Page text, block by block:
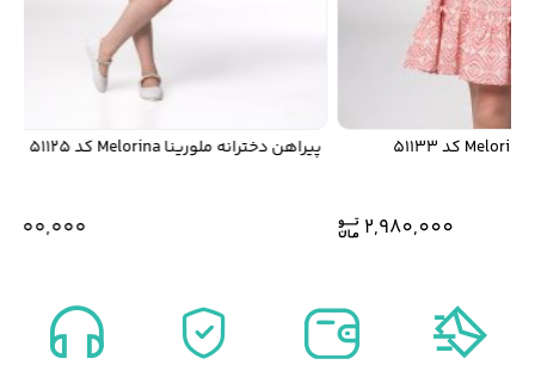
2,980,000
پيراهن دخترانه ملورينا Melorina کد 51125
2,600,000